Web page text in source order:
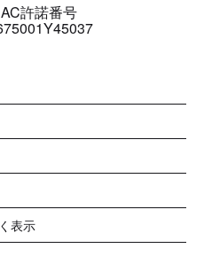
許諾番号
表示